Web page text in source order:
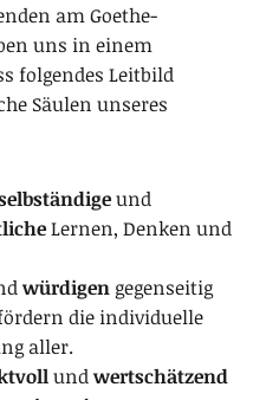
am Goethe-
uns in einem
folgendes Leitbild
Säulen unseres
und
Lernen, Denken und
würdigengegenseitig
die individuelle
aller.
undwertschätzend